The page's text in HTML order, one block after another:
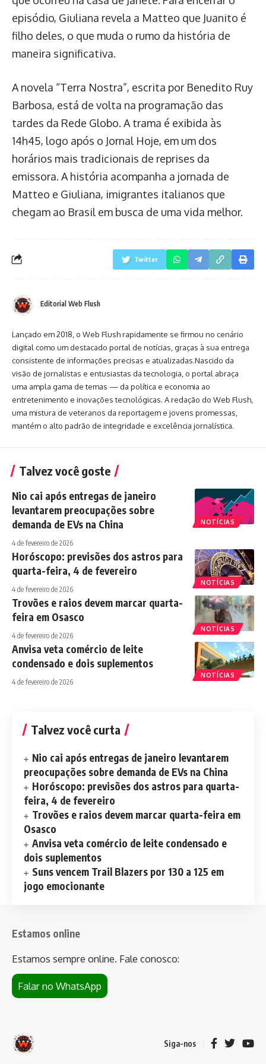
episódio, Giuliana revela a Matteo que Juanito é
filho deles, o que muda o rumo da história de
maneira significativa.
A novela “Terra Nostra”, escrita por Benedito Ruy
Barbosa, está de volta na programação das
tardes da Rede Globo. A trama é exibida às
14h45, logo após o Jornal Hoje, em um dos
horários mais tradicionais de reprises da
emissora. A história acompanha a jornada de
Matteo e Giuliana, imigrantes italianos que
chegam ao Brasil em busca de uma vida melhor.
Twitter
Editorial Web Flush
Lançado em 2018, o Web Flush rapidamente se firmou no cenário
digital como um destacado portal de notícias, graças à sua entrega
consistente de informações precisas e atualizadas.Nascido da
visão de jornalistas e entusiastas da tecnologia, o portal abraça
uma ampla gama de temas — da política e economia ao
entretenimento e inovações tecnológicas. A redação do Web Flush,
uma mistura de veteranos da reportagem e jovens promessas,
mantém o alto padrão de integridade e excelência jornalística.
Talvez você goste
NOTÍCIAS
Nio cai após entregas de janeiro
levantarem preocupações sobre
demanda de EVs na China
4 de fevereiro de 2026
NOTÍCIAS
Horóscopo: previsões dos astros para
quarta-feira, 4 de fevereiro
4 de fevereiro de 2026
NOTÍCIAS
Trovões e raios devem marcar quarta-
feira em Osasco
4 de fevereiro de 2026
NOTÍCIAS
Anvisa veta comércio de leite
condensado e dois suplementos
4 de fevereiro de 2026
Talvez você curta
Nio cai após entregas de janeiro levantarem
preocupações sobre demanda de EVs na China
Horóscopo: previsões dos astros para quarta-
feira, 4 de fevereiro
Trovões e raios devem marcar quarta-feira em
Osasco
Anvisa veta comércio de leite condensado e
dois suplementos
Suns vencem Trail Blazers por 130 a 125 em
jogo emocionante
Estamos online
Estamos sempre online. Fale conosco:
Falar no WhatsApp
Siga-nos